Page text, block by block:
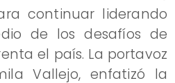
continuar liderando
de los desafíos de
el país. La portavoz
Vallejo, enfatizó la